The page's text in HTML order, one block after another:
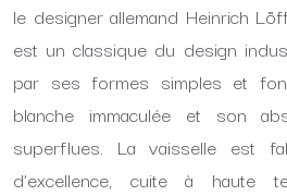
le designer allemand Heinrich
est un classique du design
par ses formes simples et
blanche immaculée et son
superflues. La vaisselle est
d’excellence, cuite à haute